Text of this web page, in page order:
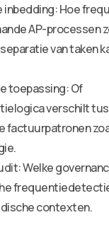
inbedding: Hoe
AP-processen
van taken
toepassing: Of
verschilt
factuurpatronen
Welke
contexten.